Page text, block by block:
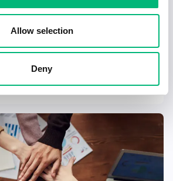
Allow selection
Deny
chef – och hur du hanterar